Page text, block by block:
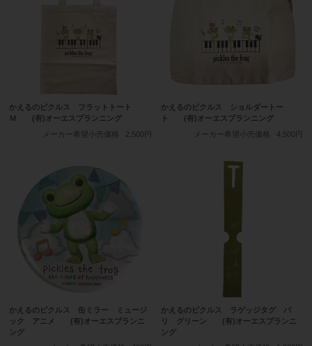
かえるのピクルス フラットトート
Ｍ (有)オーエスプランニング
メーカー希望小売価格
2,500円
かえるのピクルス ショルダートー
ト (有)オーエスプランニング
メーカー希望小売価格
4,500円
かえるのピクルス 缶ミラー ミュージ
ック アニメ (有)オーエスプランニ
ング
かえるのピクルス ラゲッジタグ パ
リ グリーン (有)オーエスプランニ
ング